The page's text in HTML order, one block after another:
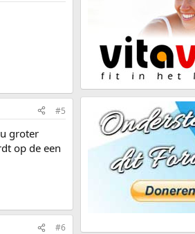
#5
groter
op de een
#6